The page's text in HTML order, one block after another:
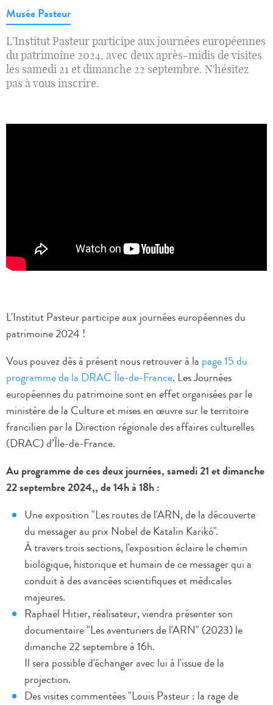
Musée Pasteur
L’Institut Pasteur participe aux journées européennes
du patrimoine 2024, avec deux après-midis de visites
les samedi 21 et dimanche 22 septembre. N'hésitez
pas à vous inscrire.
L'Institut Pasteur participe aux journées européennes du
patrimoine 2024 !
Vous pouvez dès à présent nous retrouver à la page 15 du
programme de la DRAC Île-de-France. Les Journées
européennes du patrimoine sont en effet organisées par le
ministère de la Culture et mises en œuvre sur le territoire
francilien par la Direction régionale des affaires culturelles
(DRAC) d’Île-de-France.
Au programme de ces deux journées, samedi 21 et dimanche
22 septembre 2024,, de 14h à 18h :
Une exposition "Les routes de l'ARN, de la découverte
du messager au prix Nobel de Katalin Karikó".
À travers trois sections, l'exposition éclaire le chemin
biologique, historique et humain de ce messager qui a
conduit à des avancées scientifiques et médicales
majeures.
Raphaël Hitier, réalisateur, viendra présenter son
documentaire "Les aventuriers de l'ARN" (2023) le
dimanche 22 septembre à 16h.
Il sera possible d'échanger avec lui à l'issue de la
projection.
Des visites commentées "Louis Pasteur : la rage de